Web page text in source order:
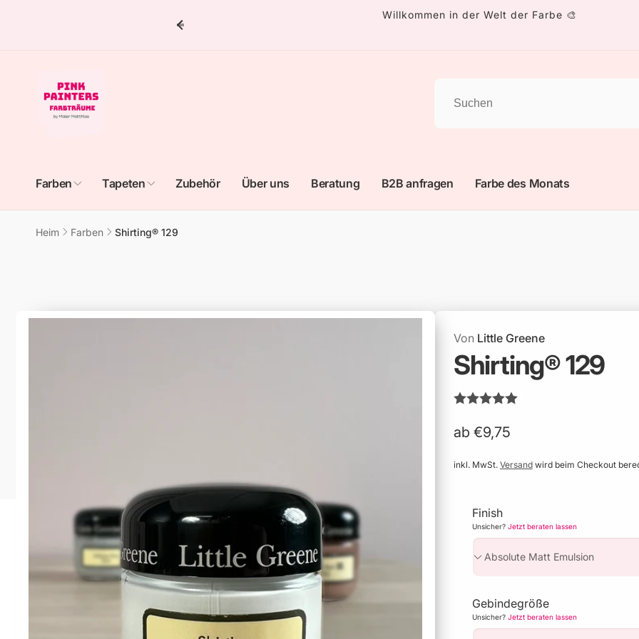
Willkommen in der Welt der Farbe 🎨
Farben Tapeten Zubehör Über uns Beratung B2B anfragen Farbe des Monats
Heim Farben Shirting® 129
Produktinformationen
VonLittle Greene
Shirting® 129
ab €9,75
inkl. MwSt. Versandwird beim Checkout
Finish
Unsicher? Jetzt beraten lassen
Gebindegröße
Unsicher? Jetzt beraten lassen